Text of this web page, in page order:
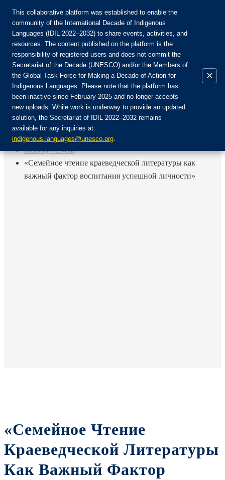
Join the Community:
Login
EN
FR
ES
RU
Home
Activity / Event
«Семейное чтение краеведческой литературы как
важный фактор воспитания успешной личности»
«Семейное Чтение
Краеведческой Литературы
Как Важный Фактор
This collaborative platform was established to enable the
community of the International Decade of Indigenous
Languages (IDIL 2022–2032) to share events, activities, and
resources. The content published on the platform is the
responsibility of registered users and does not commit the
Secretariat of the Decade (UNESCO) and/or the Members of
the Global Task Force for Making a Decade of Action for
Indigenous Languages. Please note that the platform has
been inactive since February 2025 and no longer accepts
new uploads. While work is underway to provide an updated
solution, the Secretariat of IDIL 2022–2032 remains
available for any inquiries at:
indigenous.languages@unesco.org.
×